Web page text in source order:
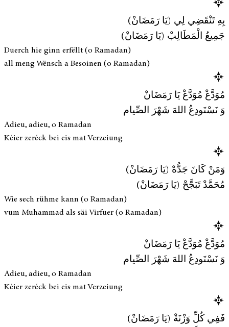
بِهِ تَنْقَضِي لِي (يَا رَمَضَانْ)
جَمِيعُ الْمَطَالِبْ (يَا رَمَضَانْ)
Duerch hie ginn erfëllt (o Ramadan)
all meng Wënsch a Besoinen (o Ramadan)
مُوَدَّعْ مُوَدَّعْ يَا رَمَضَانْ
وَ نَسْتَودِعُ اللهَ شَهْرَ الصِّيام
Adieu, adieu, o Ramadan
Kéier zeréck bei eis mat Verzeiung
وَمَنْ كَانَ جَدُّهْ (يَا رَمَضَانْ)
مُحَمَّدْ تَبَجَّحْ (يَا رَمَضَانْ)
Wie sech rühme kann (o Ramadan)
vum Muhammad als säi Virfuer (o Ramadan)
مُوَدَّعْ مُوَدَّعْ يَا رَمَضَانْ
وَ نَسْتَودِعُ اللهَ شَهْرَ الصِّيام
Adieu, adieu, o Ramadan
Kéier zeréck bei eis mat Verzeiung
فَفِي كُلِّ وَزْنَةْ (يَا رَمَضَانْ)